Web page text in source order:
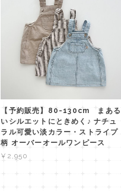
【予約販売】80-130cm まある
いシルエットにときめく♪ ナチュ
ラル可愛い淡カラー・ストライプ
柄 オーバーオールワンピース
¥2,950